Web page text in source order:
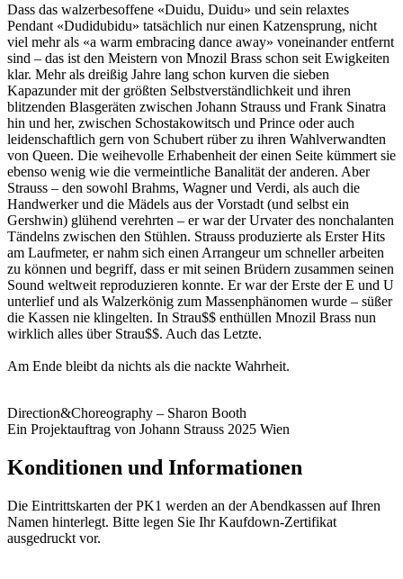
Dass das walzerbesoffene «Duidu, Duidu» und sein relaxtes
Pendant «Dudidubidu» tatsächlich nur einen Katzensprung, nicht
viel mehr als «a warm embracing dance away» voneinander entfernt
sind – das ist den Meistern von Mnozil Brass schon seit Ewigkeiten
klar. Mehr als dreißig Jahre lang schon kurven die sieben
Kapazunder mit der größten Selbstverständlichkeit und ihren
blitzenden Blasgeräten zwischen Johann Strauss und Frank Sinatra
hin und her, zwischen Schostakowitsch und Prince oder auch
leidenschaftlich gern von Schubert rüber zu ihren Wahlverwandten
von Queen. Die weihevolle Erhabenheit der einen Seite kümmert sie
ebenso wenig wie die vermeintliche Banalität der anderen. Aber
Strauss – den sowohl Brahms, Wagner und Verdi, als auch die
Handwerker und die Mädels aus der Vorstadt (und selbst ein
Gershwin) glühend verehrten – er war der Urvater des nonchalanten
Tändelns zwischen den Stühlen. Strauss produzierte als Erster Hits
am Laufmeter, er nahm sich einen Arrangeur um schneller arbeiten
zu können und begriff, dass er mit seinen Brüdern zusammen seinen
Sound weltweit reproduzieren konnte. Er war der Erste der E und U
unterlief und als Walzerkönig zum Massenphänomen wurde – süßer
die Kassen nie klingelten. In Strau$$ enthüllen Mnozil Brass nun
wirklich alles über Strau$$. Auch das Letzte.
Am Ende bleibt da nichts als die nackte Wahrheit.
Direction&Choreography – Sharon Booth
Ein Projektauftrag von Johann Strauss 2025 Wien
Konditionen und Informationen
Die Eintrittskarten der PK1 werden an der Abendkassen auf Ihren
Namen hinterlegt. Bitte legen Sie Ihr Kaufdown-Zertifikat
ausgedruckt vor.